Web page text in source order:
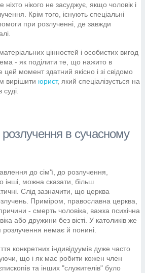
ніхто нікого не засуджує, якщо чоловік і
Крім того, існують спеціальні
при розлученні, де завжди
цінностей і особистих вигод
- як поділити те, що нажито в
момент здатний якісно і зі свідомо
вирішити юрист, який спеціалізується на
суді.
в сучасному
до сім'ї, до розлучення,
можна сказати, більш
Слід зазначити, що церква
Приміром, православна церква,
- смерть чоловіка, важка психічна
або дружини без вісті. У католиків же
немає й понині.
конкретних індивідуумів дуже часто
що і як має робити кожен член
та інших "служителів" було